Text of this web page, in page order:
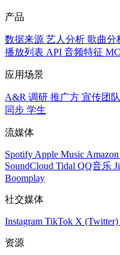
产品
数据来源 艺人分析 歌曲分
播放列表 API 音频特征
应用场景
A&R 调研 推广方 宣传团队
同步 学生
流媒体
Spotify Apple Music
SoundCloud Tidal QQ音乐
Boomplay
社交媒体
Instagram TikTok X (Twitter)
资源